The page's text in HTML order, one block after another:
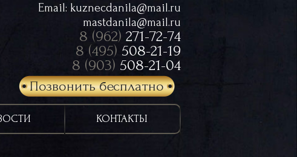
Email: kuznecdanila@mail.ru
mastdanila@mail.ru
8 (962) 271-72-74
8 (495) 508-21-19
8 (903) 508-21-04
Позвонить бесплатно
КОНТАКТЫ